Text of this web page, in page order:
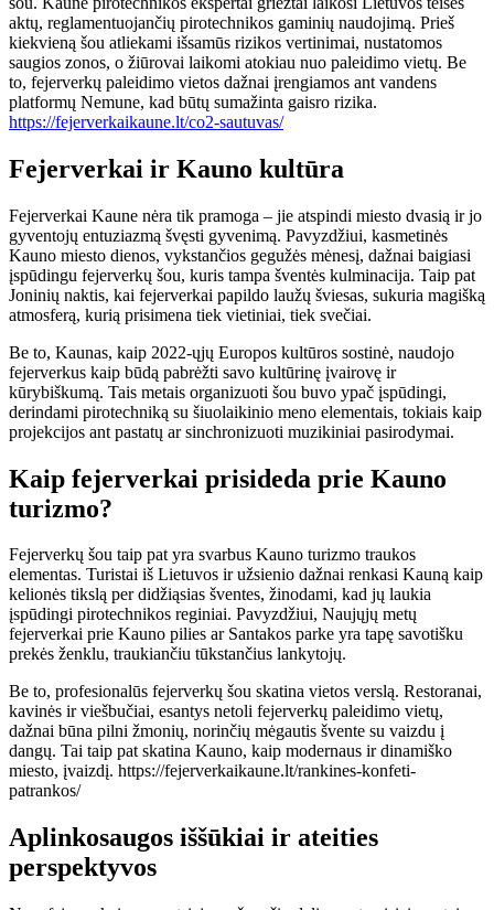
aktų, reglamentuojančių pirotechnikos gaminių naudojimą. Prieš
kiekvieną šou atliekami išsamūs rizikos vertinimai, nustatomos
saugios zonos, o žiūrovai laikomi atokiau nuo paleidimo vietų. Be
to, fejerverkų paleidimo vietos dažnai įrengiamos ant vandens
platformų Nemune, kad būtų sumažinta gaisro rizika.
https://fejerverkaikaune.lt/co2-sautuvas/
Fejerverkai ir Kauno kultūra
Fejerverkai Kaune nėra tik pramoga – jie atspindi miesto dvasią ir jo
gyventojų entuziazmą švęsti gyvenimą. Pavyzdžiui, kasmetinės
Kauno miesto dienos, vykstančios gegužės mėnesį, dažnai baigiasi
įspūdingu fejerverkų šou, kuris tampa šventės kulminacija. Taip pat
Joninių naktis, kai fejerverkai papildo laužų šviesas, sukuria magišką
atmosferą, kurią prisimena tiek vietiniai, tiek svečiai.
Be to, Kaunas, kaip 2022-ųjų Europos kultūros sostinė, naudojo
fejerverkus kaip būdą pabrėžti savo kultūrinę įvairovę ir
kūrybiškumą. Tais metais organizuoti šou buvo ypač įspūdingi,
derindami pirotechniką su šiuolaikinio meno elementais, tokiais kaip
projekcijos ant pastatų ar sinchronizuoti muzikiniai pasirodymai.
Kaip fejerverkai prisideda prie Kauno
turizmo?
Fejerverkų šou taip pat yra svarbus Kauno turizmo traukos
elementas. Turistai iš Lietuvos ir užsienio dažnai renkasi Kauną kaip
kelionės tikslą per didžiąsias šventes, žinodami, kad jų laukia
įspūdingi pirotechnikos reginiai. Pavyzdžiui, Naujųjų metų
fejerverkai prie Kauno pilies ar Santakos parke yra tapę savotišku
prekės ženklu, traukiančiu tūkstančius lankytojų.
Be to, profesionalūs fejerverkų šou skatina vietos verslą. Restoranai,
kavinės ir viešbučiai, esantys netoli fejerverkų paleidimo vietų,
dažnai būna pilni žmonių, norinčių mėgautis švente su vaizdu į
dangų. Tai taip pat skatina Kauno, kaip modernaus ir dinamiško
miesto, įvaizdį. https://fejerverkaikaune.lt/rankines-konfeti-
patrankos/
Aplinkosaugos iššūkiai ir ateities
perspektyvos